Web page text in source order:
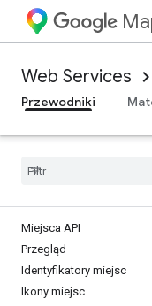
Web Services
Przewodniki
Miejsca API
Przegląd
Identyfikatory miejsc
Ikony miejsc